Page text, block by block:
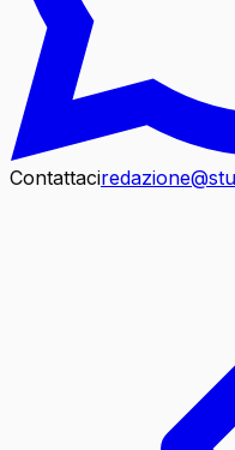
Contattaci